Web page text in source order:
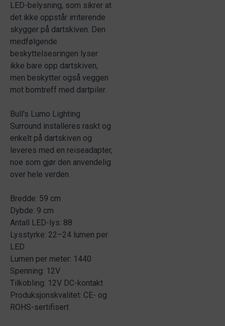
LED-belysning, som sikrer at
det ikke oppstår irriterende
skygger på dartskiven. Den
medfølgende
beskyttelsesringen lyser
ikke bare opp dartskiven,
men beskytter også veggen
mot bomtreff med dartpiler.
Bull's Lumo Lighting
Surround installeres raskt og
enkelt på dartskiven og
leveres med en reiseadapter,
noe som gjør den anvendelig
over hele verden.
Bredde: 59 cm
Dybde: 9 cm
Antall LED-lys: 88
Lysstyrke: 22–24 lumen per
LED
Lumen per meter: 1440
Spenning: 12V
Tilkobling: 12V DC-kontakt
Produksjonskvalitet: CE- og
ROHS-sertifisert